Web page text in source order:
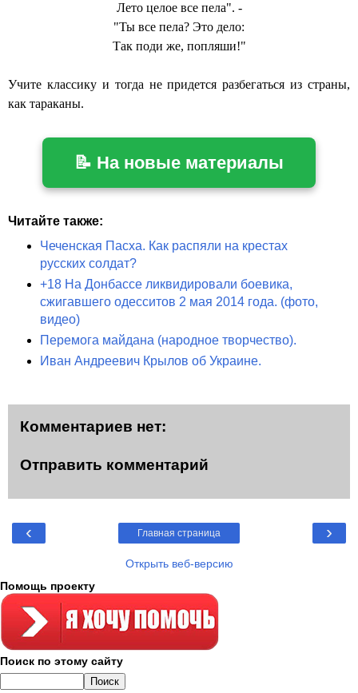
Лето целое все пела". -
"Ты все пела? Это дело:
Так поди же, попляши!"
Учите классику и тогда не придется разбегаться из страны,
как тараканы.
📝 На новые материалы
Читайте также:
Чеченская Пасха. Как распяли на крестах
русских солдат?
+18 На Донбассе ликвидировали боевика,
сжигавшего одесситов 2 мая 2014 года. (фото,
видео)
Перемога майдана (народное творчество).
Иван Андреевич Крылов об Украине.
Комментариев нет:
Отправить комментарий
‹ ›
Главная страница
Открыть веб-версию
Помощь проекту
Поиск по этому сайту